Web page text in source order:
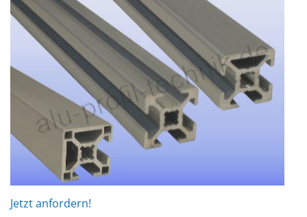
Jetzt anfordern!